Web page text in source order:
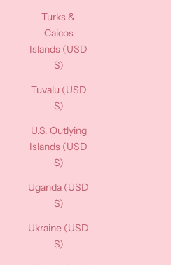
Turks &
Caicos
Islands (USD
$)
Tuvalu (USD
$)
U.S. Outlying
Islands (USD
$)
Uganda (USD
$)
Ukraine (USD
$)